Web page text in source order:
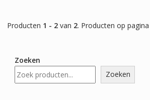
Producten 1 - 2van 2. Producten op pagina
Zoeken
Zoeken